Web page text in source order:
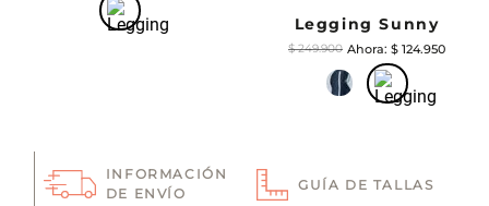
Legging Sunny
$ 249.900 $ 124.950
INFORMACIÓN
DE ENVÍO
GUÍA DE TALLAS